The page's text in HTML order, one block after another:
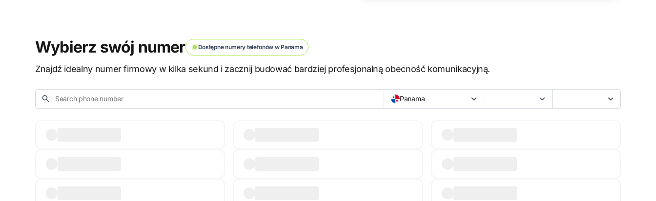
Wybierz swój numer Dostępne numery telefonów w Panama
Znajdź idealny numer firmowy w kilka sekund i zacznij budować bardziej profesjonalną obecność komunikacyjną.
Panama